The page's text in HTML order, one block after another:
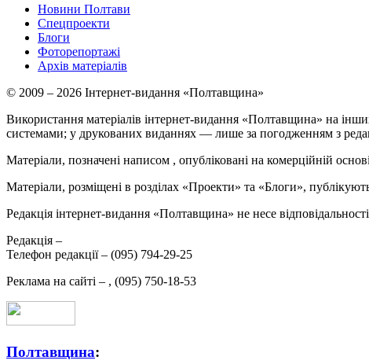
Новини Полтави
Спецпроекти
Блоги
Фоторепортажі
Архів матеріалів
© 2009 – 2026 Інтернет-видання «Полтавщина»
Використання матеріалів інтернет-видання «Полтавщина» на
системами; у друкованих виданнях — лише за погодженням з
Матеріали, позначені написом , опубліковані на комерційній
Матеріали, розміщені в розділах «Проекти» та «Блоги»,
Редакція інтернет-видання «Полтавщина» не несе
Редакція –
Телефон редакції – (095) 794-29-25
Реклама на сайті – , (095) 750-18-53
Полтавщина: